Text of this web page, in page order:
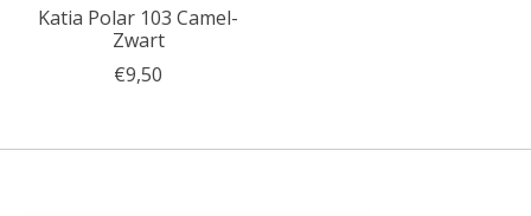
Katia Polar 103 Camel-
Zwart
€9,50